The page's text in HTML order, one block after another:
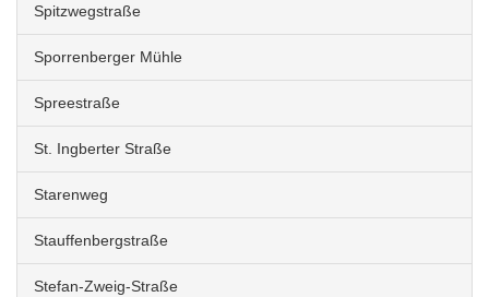
Spitzwegstraße
Sporrenberger Mühle
Spreestraße
St. Ingberter Straße
Starenweg
Stauffenbergstraße
Stefan-Zweig-Straße